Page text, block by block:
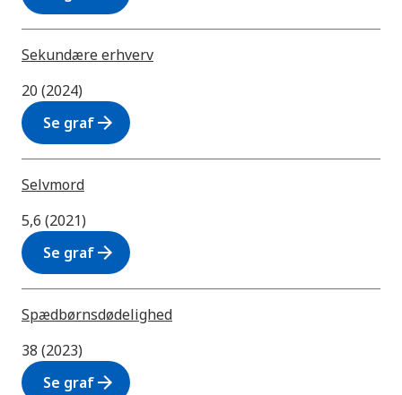
Sekundære erhverv
20 (2024)
Se grafarrow_forward
Selvmord
5,6 (2021)
Se grafarrow_forward
Spædbørnsdødelighed
38 (2023)
Se grafarrow_forward